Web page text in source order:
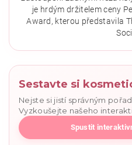
je hrdým držitelem ceny
Award, kterou představila
Sestavte si
Nejste si jistí správným
Vyzkoušejte našeho
Spustit